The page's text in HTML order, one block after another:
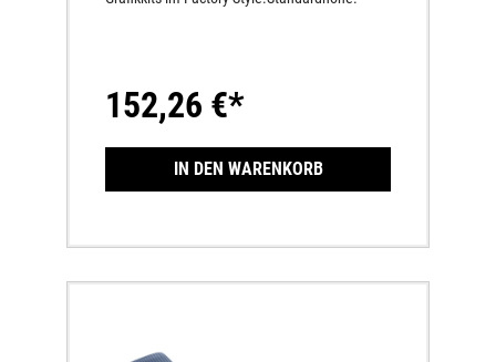
152,26 €*
IN DEN WARENKORB